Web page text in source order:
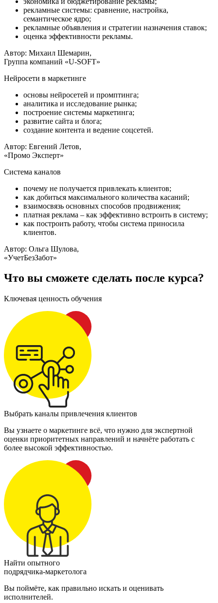
рекламные системы: сравнение, настройка,
семантическое ядро;
рекламные объявления и стратегии назначения ставок;
оценка эффективности рекламы.
Автор: Михаил Шемарин,
Группа компаний «U-SOFT»
Нейросети в маркетинге
основы нейросетей и промптинга;
аналитика и исследование рынка;
построение системы маркетинга;
развитие сайта и блога;
создание контента и ведение соцсетей.
Автор: Евгений Летов,
«Промо Эксперт»
Система каналов
почему не получается привлекать клиентов;
как добиться максимального количества касаний;
взаимосвязь основных способов продвижения;
платная реклама – как эффективно встроить в систему;
как построить работу, чтобы система приносила
клиентов.
Автор: Ольга Шулова,
«УчетБезЗабот»
Что вы сможете сделать после курса?
Ключевая ценность обучения
Выбрать каналы привлечения клиентов
Вы узнаете о маркетинге всё, что нужно для экспертной
оценки приоритетных направлений и начнёте работать с
более высокой эффективностью.
Найти опытного
подрядчика-маркетолога
Вы поймёте, как правильно искать и оценивать
исполнителей.